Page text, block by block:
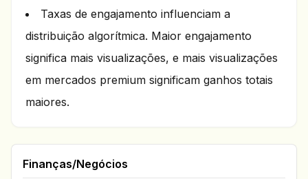
Taxas de engajamento influenciam a
distribuição algorítmica. Maior engajamento
significa mais visualizações, e mais visualizações
em mercados premium significam ganhos totais
maiores.
Finanças/Negócios